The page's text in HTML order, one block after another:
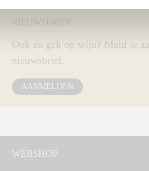
NIEUWSBRIEF
Ook zo gek op wijn? Meld je
nieuwsbrief.
AANMELDEN
WEBSHOP